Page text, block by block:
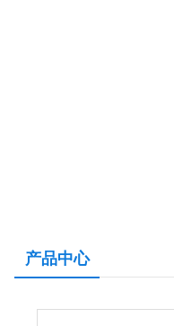
产品中心